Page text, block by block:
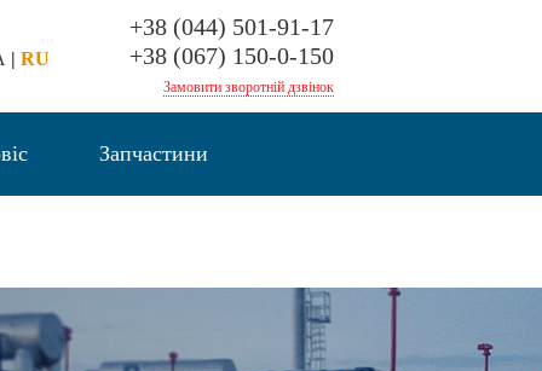
| RU
+38 (044) 501-91-17
+38 (067) 150-0-150
Замовити зворотній дзвінок
Запчастини